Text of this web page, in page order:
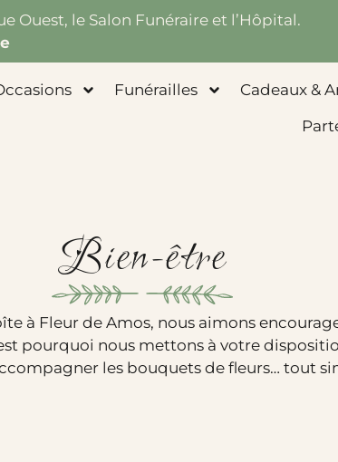
Ouest, le Salon Funéraire et l’Hôpital.
Funérailles Cadeaux &
Bien-être
à Fleur de Amos, nous aimons
pourquoi nous mettons à votre
les bouquets de fleurs… tout